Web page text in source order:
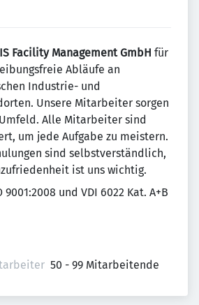
Facility Management GmbH für
Abläufe an
Industrie- und
Unsere Mitarbeiter sorgen
Alle Mitarbeiter sind
um jede Aufgabe zu meistern.
sind selbstverständlich,
ist uns wichtig.
und VDI 6022 Kat. A+B
50 - 99 Mitarbeitende